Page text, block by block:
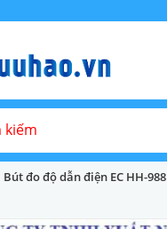
Bút đo độ dẫn điện EC HH-988